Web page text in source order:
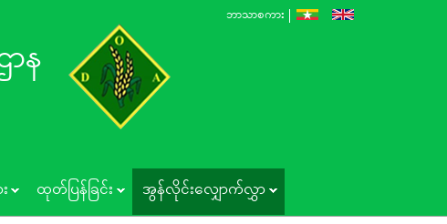
ဘာသာစကား
ာန
ထုတ်ပြန်ခြင်း အွန်လိုင်းလျှောက်လွှာ